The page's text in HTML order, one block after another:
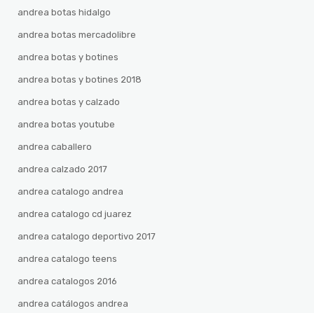
andrea botas hidalgo
andrea botas mercadolibre
andrea botas y botines
andrea botas y botines 2018
andrea botas y calzado
andrea botas youtube
andrea caballero
andrea calzado 2017
andrea catalogo andrea
andrea catalogo cd juarez
andrea catalogo deportivo 2017
andrea catalogo teens
andrea catalogos 2016
andrea catálogos andrea